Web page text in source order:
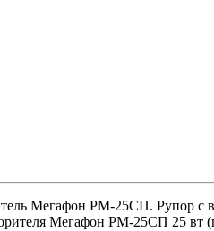
Мегафон РМ-25СП. Рупор с
Мегафон РМ-25СП 25 вт